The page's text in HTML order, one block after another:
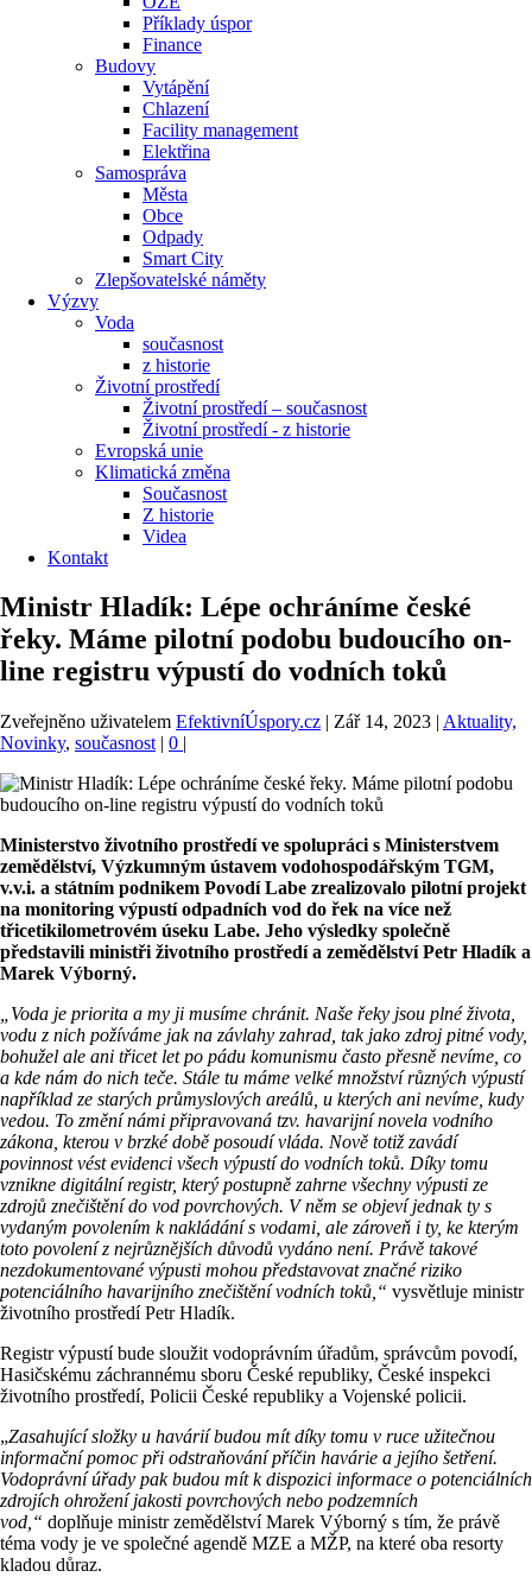
Příklady úspor
Finance
Budovy
Vytápění
Chlazení
Facility management
Elektřina
Samospráva
Města
Obce
Odpady
Smart City
Zlepšovatelské náměty
Výzvy
Voda
současnost
z historie
Životní prostředí
Životní prostředí – současnost
Životní prostředí ​- z historie
Evropská unie
Klimatická změna
Současnost
Z historie
Videa
Kontakt
Ministr Hladík: Lépe ochráníme české
řeky. Máme pilotní podobu budoucího on-
line registru výpustí do vodních toků
Zveřejněno uživatelem EfektivníÚspory.cz | Zář 14, 2023 | Aktuality,
Novinky, současnost | 0 |
Ministerstvo životního prostředí ve spolupráci s Ministerstvem
zemědělství, Výzkumným ústavem vodohospodářským TGM,
v.v.i. a státním podnikem Povodí Labe zrealizovalo pilotní projekt
na monitoring výpustí odpadních vod do řek na více než
třicetikilometrovém úseku Labe. Jeho výsledky společně
představili ministři životního prostředí a zemědělství Petr Hladík a
Marek Výborný.
„Voda je priorita a my ji musíme chránit. Naše řeky jsou plné života,
vodu z nich požíváme jak na závlahy zahrad, tak jako zdroj pitné vody,
bohužel ale ani třicet let po pádu komunismu často přesně nevíme, co
a kde nám do nich teče. Stále tu máme velké množství různých výpustí
například ze starých průmyslových areálů, u kterých ani nevíme, kudy
vedou. To změní námi připravovaná tzv. havarijní novela vodního
zákona, kterou v brzké době posoudí vláda. Nově totiž zavádí
povinnost vést evidenci všech výpustí do vodních toků. Díky tomu
vznikne digitální registr, který postupně zahrne všechny výpusti ze
zdrojů znečištění do vod povrchových. V něm se objeví jednak ty s
vydaným povolením k nakládání s vodami, ale zároveň i ty, ke kterým
toto povolení z nejrůznějších důvodů vydáno není. Právě takové
nezdokumentované výpusti mohou představovat značné riziko
potenciálního havarijního znečištění vodních toků,“ vysvětluje ministr
životního prostředí Petr Hladík.
Registr výpustí bude sloužit vodoprávním úřadům, správcům povodí,
Hasičskému záchrannému sboru České republiky, České inspekci
životního prostředí, Policii České republiky a Vojenské policii.
„Zasahující složky u havárií budou mít díky tomu v ruce užitečnou
informační pomoc při odstraňování příčin havárie a jejího šetření.
Vodoprávní úřady pak budou mít k dispozici informace o potenciálních
zdrojích ohrožení jakosti povrchových nebo podzemních
vod,“ doplňuje ministr zemědělství Marek Výborný s tím, že právě
téma vody je ve společné agendě MZE a MŽP, na které oba resorty
kladou důraz.